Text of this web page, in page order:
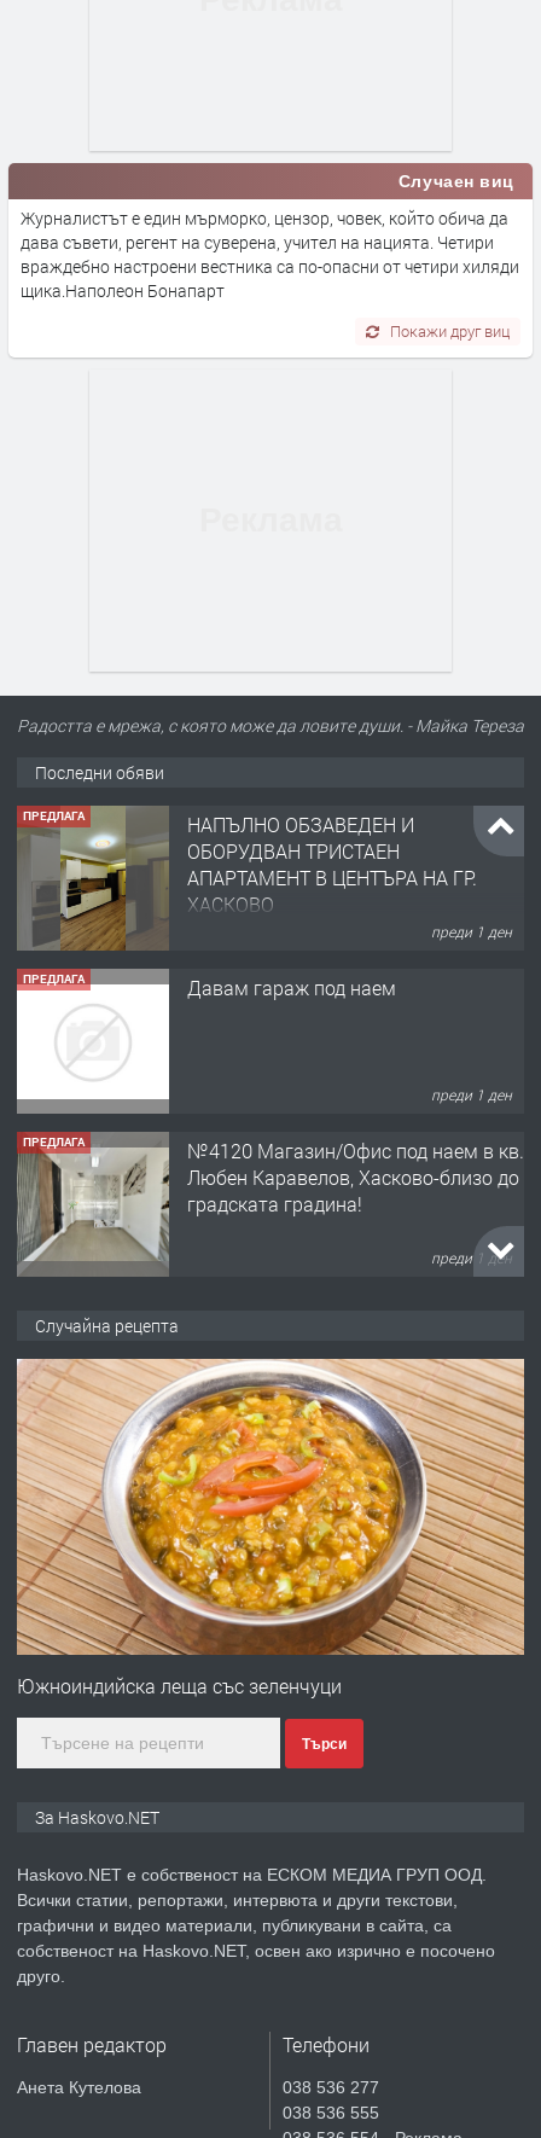
Случаен виц
Журналистът е един мърморко, цензор, човек, който обича да
дава съвети, регент на суверена, учител на нацията. Четири
враждебно настроени вестника са по-опасни от четири хиляди
щика.Наполеон Бонапарт
Покажи друг виц
Радостта е мрежа, с която може да ловите души. - Майка Тереза
Последни обяви
ПРЕДЛАГА
НАПЪЛНО ОБЗАВЕДЕН И
ОБОРУДВАН ТРИСТАЕН
АПАРТАМЕНТ В ЦЕНТЪРА НА ГР.
ХАСКОВО
преди 1 ден
ПРЕДЛАГА Давам гараж под наем
преди 1 ден
ПРЕДЛАГА
№4120 Магазин/Офис под наем в кв.
Любен Каравелов, Хасково-близо до
градската градина!
преди 1 ден
КУБА
преди 2 дни
ПРЕДЛАГА
Продавам парцел в гр. Хасково кв.
Хисаря до ток, вода,канализация,
асфалт 0889 537 426
преди 2 дни
ПРЕДЛАГА СГЛОБЯВАНЕ НА МЕБЕЛИ.
преди 2 дни
ПРЕДЛАГА
Къртене на бетон! Събаряне на
Апартамент за продажба
Случайна рецепта
Южноиндийска леща със зеленчуци
Търси
За Haskovo.NET
Haskovo.NET е собственост на ЕСКОМ МЕДИА ГРУП ООД.
Всички статии, репортажи, интервюта и други текстови,
графични и видео материали, публикувани в сайта, са
собственост на Haskovo.NET, освен ако изрично е посочено
друго.
Главен редактор
Анета Кутелова
Телефони
038 536 277
038 536 555